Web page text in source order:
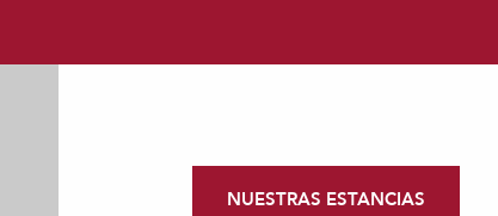
NUESTRAS ESTANCIAS